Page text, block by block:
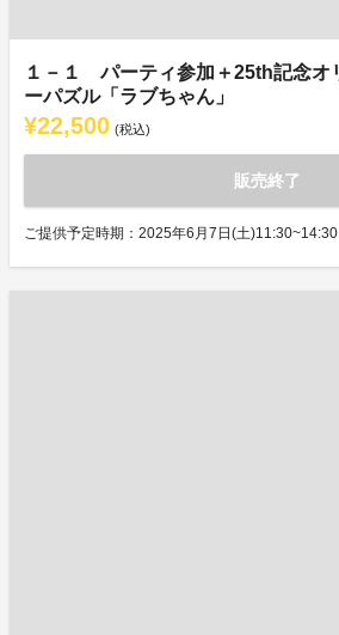
１－１ パーティ参加＋25th記念オ
ーパズル「ラブちゃん」
¥22,500 (税込)
販売終了
ご提供予定時期：2025年6月7日(土)11:30~14:30